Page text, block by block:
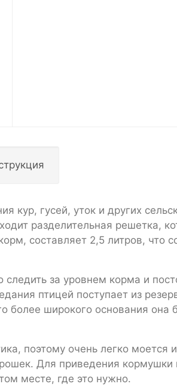
кур, гусей, уток и других
разделительная решетка,
составляет 2,5 литров, что
за уровнем корма и
птицей поступает из
более широкого основания она
поэтому очень легко моется
Для приведения кормушки
месте, где это нужно.